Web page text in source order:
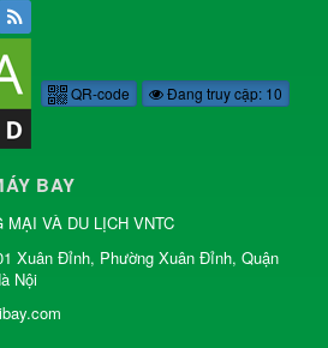
QR-code Đang truy cập: 10
BAY
MẠI VÀ DU LỊCH VNTC
Xuân Đỉnh, Phường Xuân Đỉnh, Quận
Nội